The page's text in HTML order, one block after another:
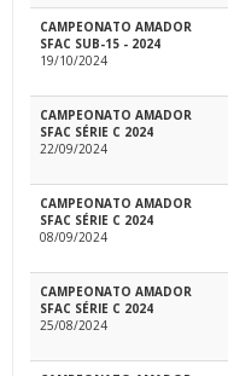
CAMPEONATO AMADOR
SFAC SUB-15 - 2024
19/10/2024
CAMPEONATO AMADOR
SFAC SÉRIE C 2024
22/09/2024
CAMPEONATO AMADOR
SFAC SÉRIE C 2024
08/09/2024
CAMPEONATO AMADOR
SFAC SÉRIE C 2024
25/08/2024